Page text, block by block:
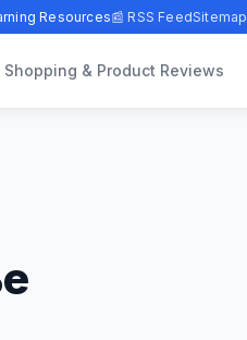
Resources📰 RSS FeedSitemap
Shopping & Product Reviews